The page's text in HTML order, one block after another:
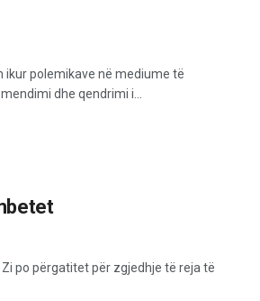
ikur polemikave në mediume të
dhe qendrimi i...
po përgatitet për zgjedhje të reja të